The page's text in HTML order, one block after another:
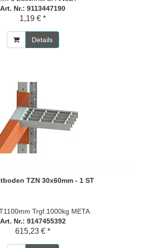
Art. Nr.: 9113447190
1,19 € *
Details
TZN 30x60mm - 1 ST
Trgf.1000kg META
Art. Nr.: 9147455392
615,23 € *